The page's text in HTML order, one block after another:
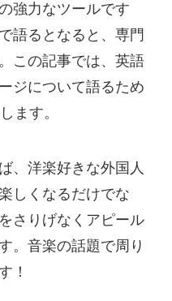
強力なツールです
語るとなると、専門
この記事では、英語
ジについて語るため
ます。
、洋楽好きな外国人
しくなるだけでな
さりげなくアピール
。音楽の話題で周り
！